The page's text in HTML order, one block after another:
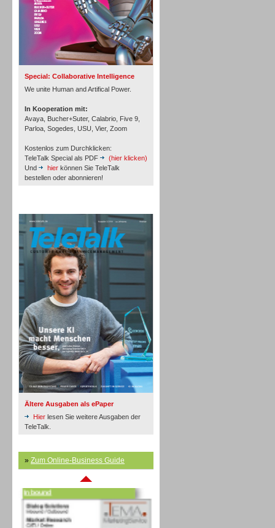
Special: Collaborative Intelligence
We unite Human and Artifical Power.
In Kooperation mit:
Avaya, Bucher+Suter, Calabrio, Five 9,
Parloa, Sogedes, USU, Vier, Zoom
Kostenlos zum Durchklicken:
TeleTalk Special als PDF
(hier klicken)
Und
hier können Sie TeleTalk
bestellen oder abonnieren!
Ältere Ausgaben als ePaper
Hier lesen Sie weitere Ausgaben der
TeleTalk.
» Zum Online-Business Guide
Inbound
Inbound
Inbound